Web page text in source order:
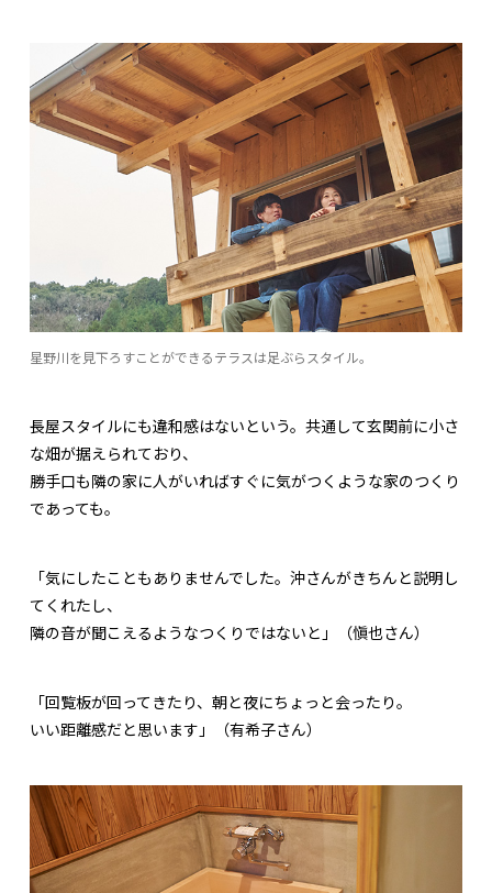
星野川を見下ろすことができるテラスは足ぶらスタイル。
長屋スタイルにも違和感はないという。共通して玄関前に小さ
な畑が据えられており、
勝手口も隣の家に人がいればすぐに気がつくような家のつくり
であっても。
「気にしたこともありませんでした。沖さんがきちんと説明し
てくれたし、
隣の音が聞こえるようなつくりではないと」（愼也さん）
「回覧板が回ってきたり、朝と夜にちょっと会ったり。
いい距離感だと思います」（有希子さん）